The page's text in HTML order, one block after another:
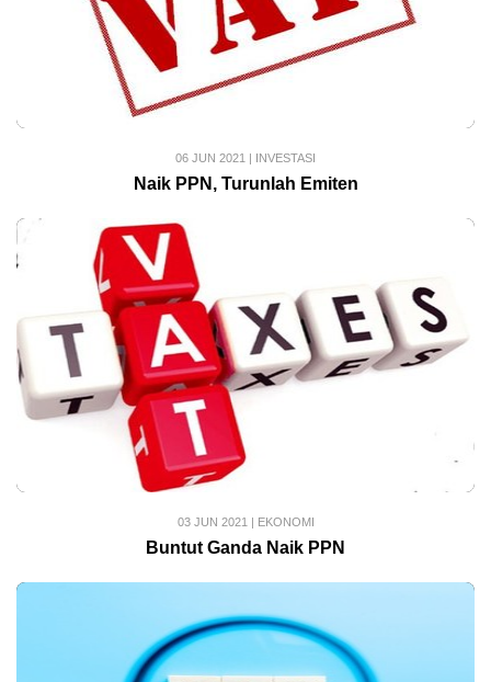
06 JUN 2021 | INVESTASI
Naik PPN, Turunlah Emiten
03 JUN 2021 | EKONOMI
Buntut Ganda Naik PPN